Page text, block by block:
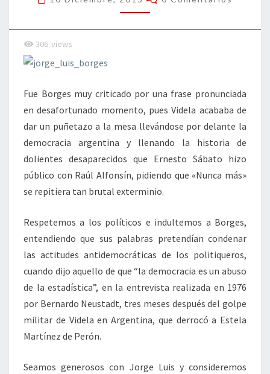
306 views
Fue Borges muy criticado por una frase pronunciada
en desafortunado momento, pues Videla acababa de
dar un puñetazo a la mesa llevándose por delante la
democracia argentina y llenando la historia de
dolientes desaparecidos que Ernesto Sábato hizo
público con Raúl Alfonsín, pidiendo que «Nunca más»
se repitiera tan brutal exterminio.
Respetemos a los políticos e indultemos a Borges,
entendiendo que sus palabras pretendían condenar
las actitudes antidemocráticas de los politiqueros,
cuando dijo aquello de que “la democracia es un abuso
de la estadística”, en la entrevista realizada en 1976
por Bernardo Neustadt, tres meses después del golpe
militar de Videla en Argentina, que derrocó a Estela
Martínez de Perón.
Seamos generosos con Jorge Luis y consideremos